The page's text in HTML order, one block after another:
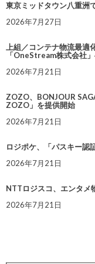
東京ミッドタウン八重洲
2026年7月27日
上組／コンテナ物流最適
「OneStream株式会社
2026年7月21日
ZOZO、BONJOUR
ZOZO」を提供開始
2026年7月21日
ロジポケ、「パスキー認
2026年7月21日
NTTロジスコ、エンタ
2026年7月21日